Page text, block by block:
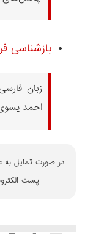
بازشناسی
زبان
احمد
در صورت تمایل به
پست